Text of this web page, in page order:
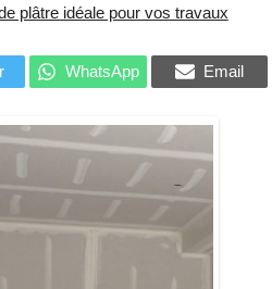
plâtre idéale pour vos travaux
WhatsApp Email